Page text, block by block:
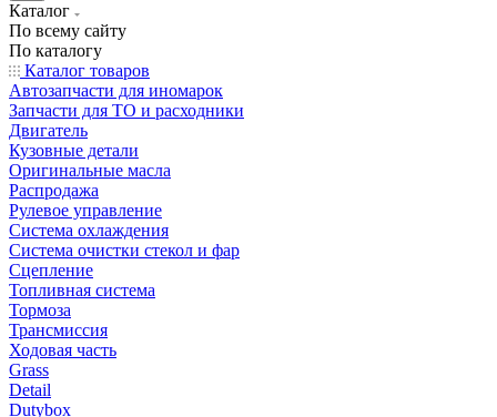
Каталог
По всему сайту
По каталогу
Каталог товаров
Автозапчасти для иномарок
Запчасти для ТО и расходники
Двигатель
Кузовные детали
Оригинальные масла
Распродажа
Рулевое управление
Система охлаждения
Система очистки стекол и фар
Сцепление
Топливная система
Тормоза
Трансмиссия
Ходовая часть
Grass
Detail
Dutybox